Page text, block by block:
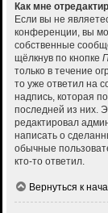
Как мне
Если вы не
конференции, вы
собственные
щёлкнув по кнопке
только в течение
то уже ответил на
надпись, которая
последней из них.
редактировал
написать о
обычные
кто-то ответил.
Вернуться к